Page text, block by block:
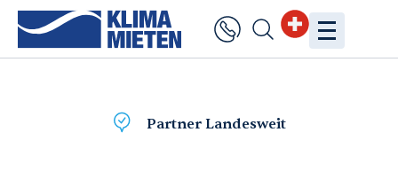
Lieferungam selben Tag